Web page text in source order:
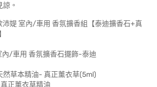
。
沛媞 室內/車用 香氛擴香組【泰迪擴香石+真
內/車用 香氛擴香石擺飾-泰迪
然草本精油- 真正薰衣草(5ml)
正薰衣草精油